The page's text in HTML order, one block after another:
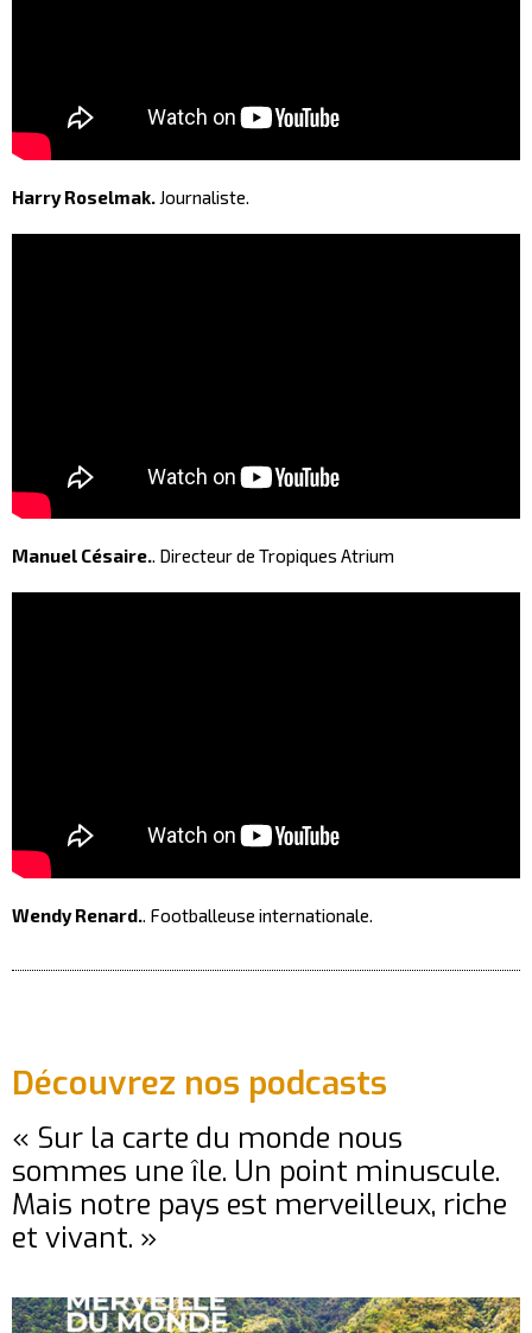
Harry Roselmak. Journaliste.
Manuel Césaire.. Directeur de Tropiques Atrium
Wendy Renard.. Footballeuse internationale.
Découvrez nos podcasts
« Sur la carte du monde nous
sommes une île. Un point minuscule.
Mais notre pays est merveilleux, riche
et vivant. »